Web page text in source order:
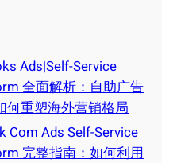
Ads|Self-Service
全面解析：自助广告
何重塑海外营销格局
Com Ads Self-Service
完整指南：如何利用